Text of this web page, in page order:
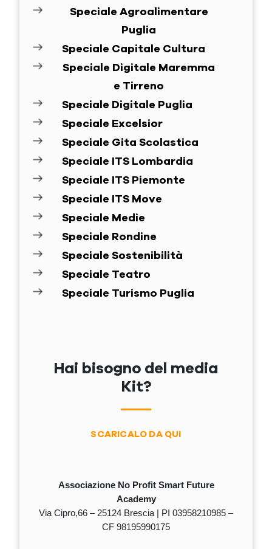
Speciale Agroalimentare
Puglia
Speciale Capitale Cultura
Speciale Digitale Maremma
e Tirreno
Speciale Digitale Puglia
Speciale Excelsior
Speciale Gita Scolastica
Speciale ITS Lombardia
Speciale ITS Piemonte
Speciale ITS Move
Speciale Medie
Speciale Rondine
Speciale Sostenibilità
Speciale Teatro
Speciale Turismo Puglia
Hai bisogno del media
Kit?
SCARICALO DA QUI
Associazione No Profit Smart Future
Academy
Via Cipro,66 – 25124 Brescia | PI 03958210985 –
CF 98195990175